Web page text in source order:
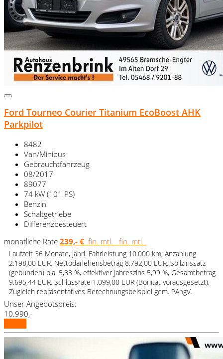
Ford Tourneo Courier Titanium EcoBoost AHK
Parkpilot
8482
Van/Minibus
Gebrauchtfahrzeug
08/2017
89077
74 kW (101 PS)
Benzin
Schaltgetriebe
Differenzbesteuert
monatliche Rate 239,- € fin. mtl. fin. mtl.
Laufzeit 36 Monate, jährl. Fahrleistung 10.000 km, Anzahlung
2.198,00 EUR, Nettodarlehensbetrag 8.792,00 EUR, Sollzinssatz
(gebunden) p.a. 5,83 %, effektiver Jahreszins 5,99 %, Gesamtbetrag
9.695,44 EUR, Schlussrate 1.099,00 EUR (Bonität vorausgesetzt).
Zugleich repräsentatives Berechnungsbeispiel gem. PAngV.
Unser Angebotspreis:
10.990,-